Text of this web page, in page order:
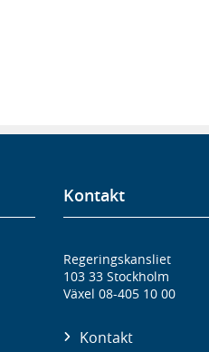
Kontakt
Regeringskansliet
103 33 Stockholm
Växel 08-405 10 00
Kontakt